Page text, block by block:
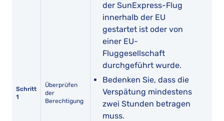
Schritt
1
Überprüfen
der
Berechtigung
der SunExpress-Flug
innerhalb der EU
gestartet ist oder von
einer EU-
Fluggesellschaft
durchgeführt wurde.
Bedenken Sie, dass die
Verspätung mindestens
zwei Stunden betragen
muss.